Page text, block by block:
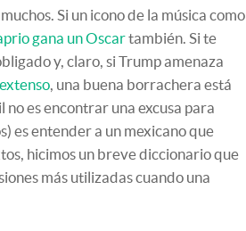
Si un icono de la música como
gana un Oscartambién. Si te
y, claro, si Trump amenaza
, una buena borrachera está
es encontrar una excusa para
es entender a un mexicano que
hicimos un breve diccionario que
más utilizadas cuando una